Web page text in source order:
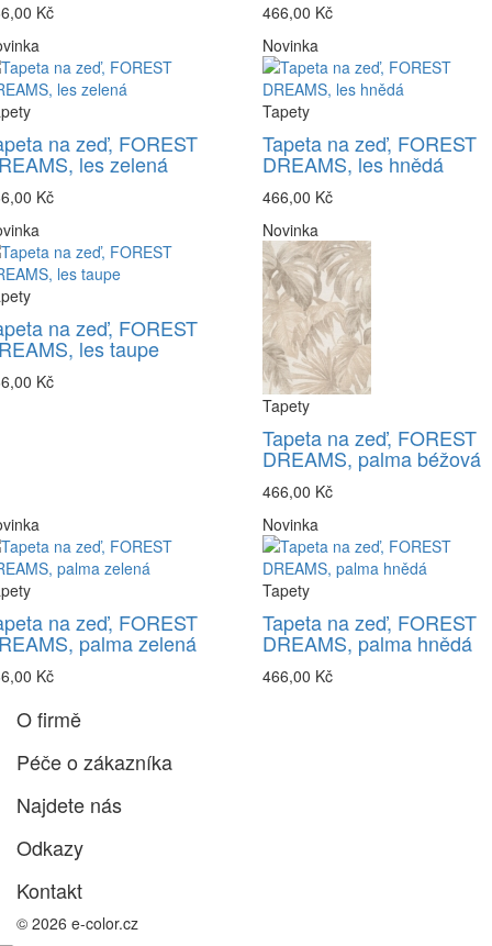
Kč
466,00 Kč
na zeď, FOREST
les zelená
Kč
Novinka
Tapety
Tapeta na zeď, FOREST
DREAMS, les hnědá
466,00 Kč
na zeď, FOREST
les taupe
Kč
Novinka
Tapety
Tapeta na zeď, FOREST
DREAMS, palma béžová
466,00 Kč
na zeď, FOREST
palma zelená
Kč
Novinka
Tapety
Tapeta na zeď, FOREST
DREAMS, palma hnědá
466,00 Kč
O firmě
Péče o zákazníka
Najdete nás
Odkazy
Kontakt
© 2026 e-color.cz